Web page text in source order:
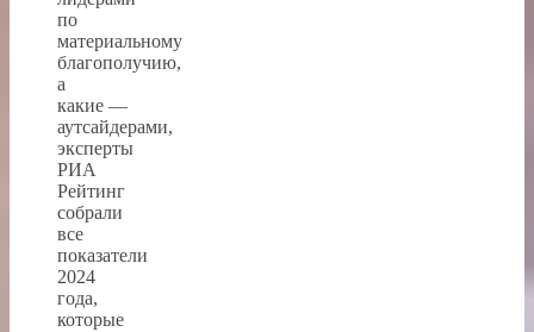
по
материальному
благополучию,
а
какие —
аутсайдерами,
эксперты
РИА
Рейтинг
собрали
все
показатели
2024
года,
которые